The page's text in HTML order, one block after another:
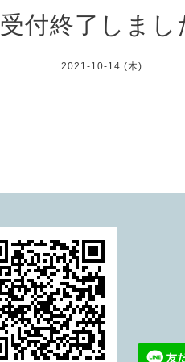
受付終了しまし
2021-10-14 (木)